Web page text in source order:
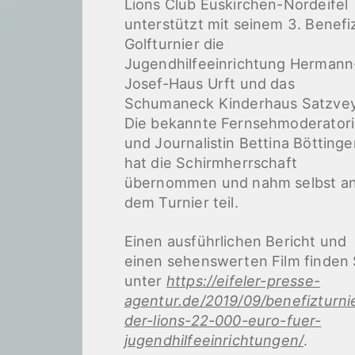
Lions Club Euskirchen-Nordeifel
unterstützt mit seinem 3.
Golfturnier die
Jugendhilfeeinrichtung
Josef-Haus Urft und das
Schumaneck Kinderhaus
Die bekannte
und Journalistin Bettina
hat die Schirmherrschaft
übernommen und nahm selbst
dem Turnier teil.
Einen ausführlichen Bericht und
einen sehenswerten Film finden
unter https://eifeler-presse-
agentur.de/2019/09/
der-lions-22-000-euro-fuer-
jugendhilfeeinrichtungen/.